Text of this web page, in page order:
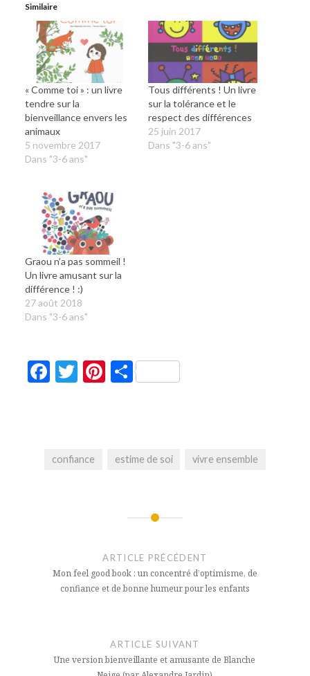
Similaire
« Comme toi » : un livre
tendre sur la
bienveillance envers les
animaux
5 novembre 2017
Dans "3-6 ans"
Tous différents ! Un livre
sur la tolérance et le
respect des différences
25 juin 2017
Dans "3-6 ans"
Graou n’a pas sommeil !
Un livre amusant sur la
différence ! :)
27 août 2018
Dans "3-6 ans"
Facebook
Twitter
Pinterest
Partager
confiance estime de soi vivre ensemble
l’article
ARTICLE PRÉCÉDENT
Mon feel good book : un concentré d’optimisme, de
confiance et de bonne humeur pour les enfants
ARTICLE SUIVANT
Une version bienveillante et amusante de Blanche